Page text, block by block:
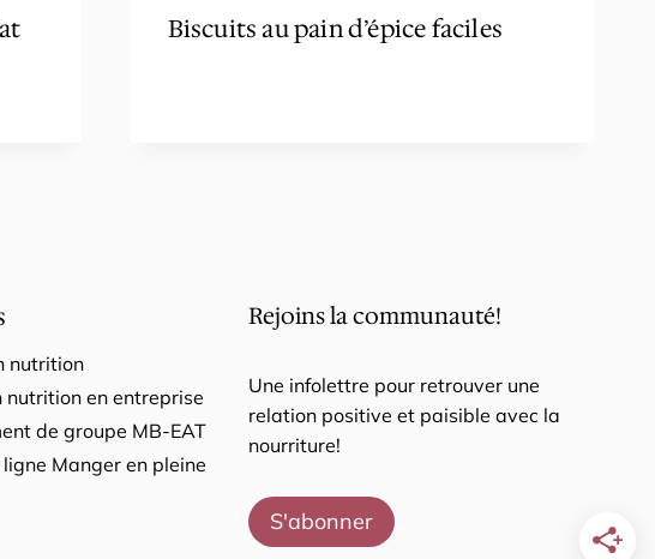
Biscuits au pain d’épice faciles
nutrition
nutrition en entreprise
de groupe MB-EAT
Manger en pleine
Rejoins la communauté!
Une infolettre pour retrouver une
relation positive et paisible avec la
nourriture!
S'abonner